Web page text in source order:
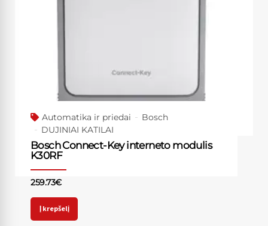
Automatika ir priedai
Bosch
DUJINIAI KATILAI
Bosch Connect-Key interneto modulis
K30RF
259.73€
Į krepšelį